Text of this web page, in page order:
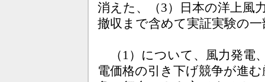
消えた、（3）日本の洋上風
撤収まで含めて実証実験の
（1）について、風力発電
電価格の引き下げ競争が進